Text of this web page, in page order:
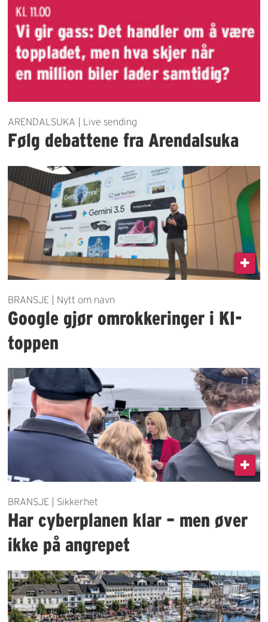
ARENDALSUKA | Live sending
Følg debattene fra Arendalsuka
BRANSJE | Nytt om navn
Google gjør omrokkeringer i KI-
toppen
BRANSJE | Sikkerhet
Har cyberplanen klar – men øver
ikke på angrepet